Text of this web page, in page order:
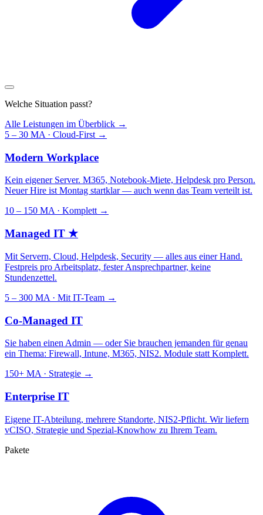
Welche Situation passt?
Alle Leistungen im Überblick →
5 – 30 MA · Cloud-First →
Modern Workplace
Kein eigener Server. M365, Notebook-Miete, Helpdesk pro Person.
Neuer Hire ist Montag startklar — auch wenn das Team verteilt ist.
10 – 150 MA · Komplett →
Managed IT ★
Mit Servern, Cloud, Helpdesk, Security — alles aus einer Hand.
Festpreis pro Arbeitsplatz, fester Ansprechpartner, keine
Stundenzettel.
5 – 300 MA · Mit IT-Team →
Co-Managed IT
Sie haben einen Admin — oder Sie brauchen jemanden für genau
ein Thema: Firewall, Intune, M365, NIS2. Module statt Komplett.
150+ MA · Strategie →
Enterprise IT
Eigene IT-Abteilung, mehrere Standorte, NIS2-Pflicht. Wir liefern
vCISO, Strategie und Spezial-Knowhow zu Ihrem Team.
Pakete